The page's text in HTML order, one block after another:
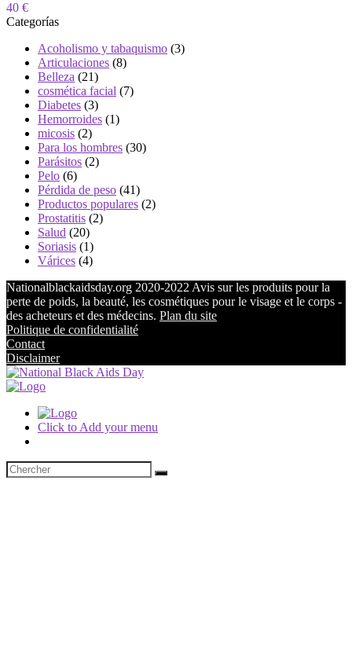
40 €
Categorías
Acoholismo y tabaquismo (3)
Articulaciones (8)
Belleza (21)
cosmética facial (7)
Diabetes (3)
Hemorroides (1)
micosis (2)
Para los hombres (30)
Parásitos (2)
Pelo (6)
Pérdida de peso (41)
Productos populares (2)
Prostatitis (2)
Salud (20)
Soriasis (1)
Várices (4)
Nationalblackaidsday.org 2020-2022 Avis sur les produits pour la
perte de poids, la beauté, les cosmétiques pour le visage et le corps -
des acheteurs et des médecins. Plan du site
Politique de confidentialité
Contact
Disclaimer
Click to Add your menu